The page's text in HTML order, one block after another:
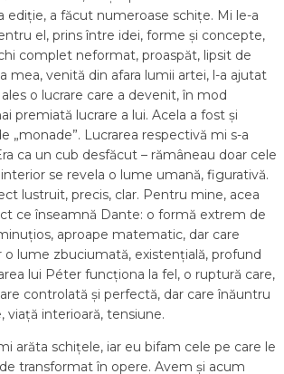
ediție, a făcut numeroase schițe. Mi le-a
el, prins între idei, forme și concepte,
complet neformat, proaspăt, lipsit de
mea, venită din afara lumii artei, l-a ajutat
o lucrare care a devenit, în mod
premiată lucrare a lui. Acela a fost și
„monade”. Lucrarea respectivă mi s-a
ca un cub desfăcut – rămâneau doar cele
se revela o lume umană, figurativă.
lustruit, precis, clar. Pentru mine, acea
ce înseamnă Dante: o formă extrem de
aproape matematic, dar care
o lume zbuciumată, existențială, profund
lui Péter funcționa la fel, o ruptură care,
controlată și perfectă, dar care înăuntru
viață interioară, tensiune.
arăta schițele, iar eu bifam cele pe care le
transformat în opere. Avem și acum